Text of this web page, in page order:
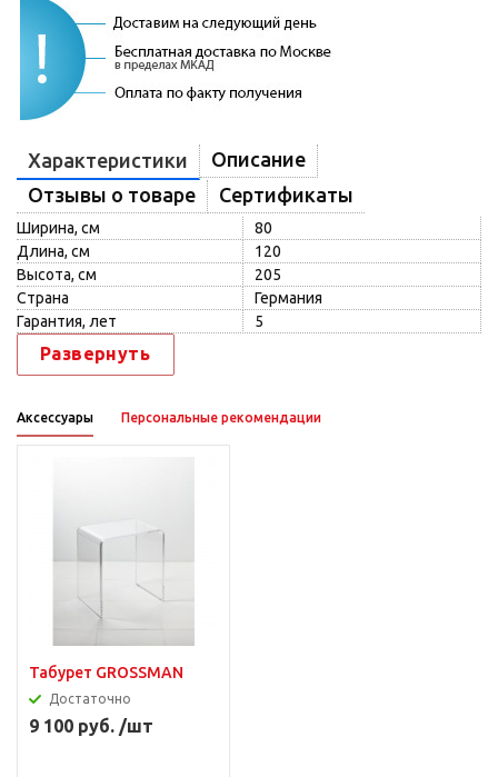
Характеристики
Описание
Отзывы о товаре
Сертификаты
Ширина, см
80
Длина, см
120
Высота, см
205
Страна
Германия
Гарантия, лет
5
Развернуть
Аксессуары Персональные рекомендации
Табурет GROSSMAN
Достаточно
9 100 руб. /шт